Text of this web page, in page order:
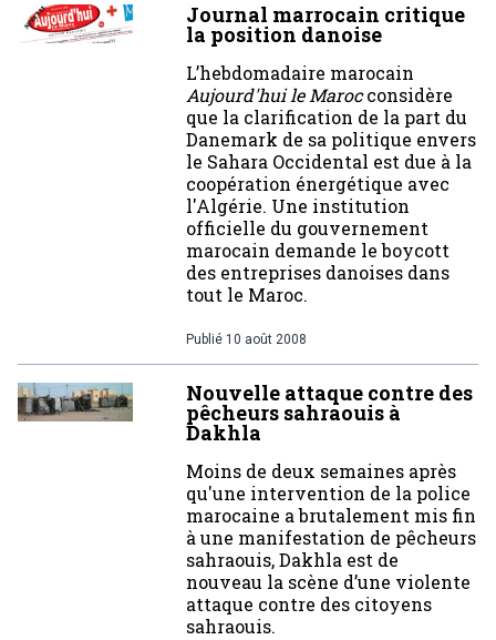
Journal marrocain critique
la position danoise
L’hebdomadaire marocain
Aujourd'hui le Marocconsidère
que la clarification de la part du
Danemark de sa politique envers
le Sahara Occidental est due à la
coopération énergétique avec
l'Algérie. Une institution
officielle du gouvernement
marocain demande le boycott
des entreprises danoises dans
tout le Maroc.
Publié 10 août 2008
Nouvelle attaque contre des
pêcheurs sahraouis à
Dakhla
Moins de deux semaines après
qu'une intervention de la police
marocaine a brutalement mis fin
à une manifestation de pêcheurs
sahraouis, Dakhla est de
nouveau la scène d’une violente
attaque contre des citoyens
sahraouis.